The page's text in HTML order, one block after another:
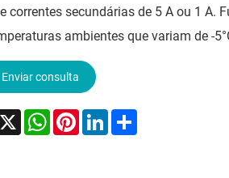
correntes secundárias de 5 A ou 1 A.
ambientes que variam de -
Enviar consulta
X WhatsApp
PinterestLinkedInShare